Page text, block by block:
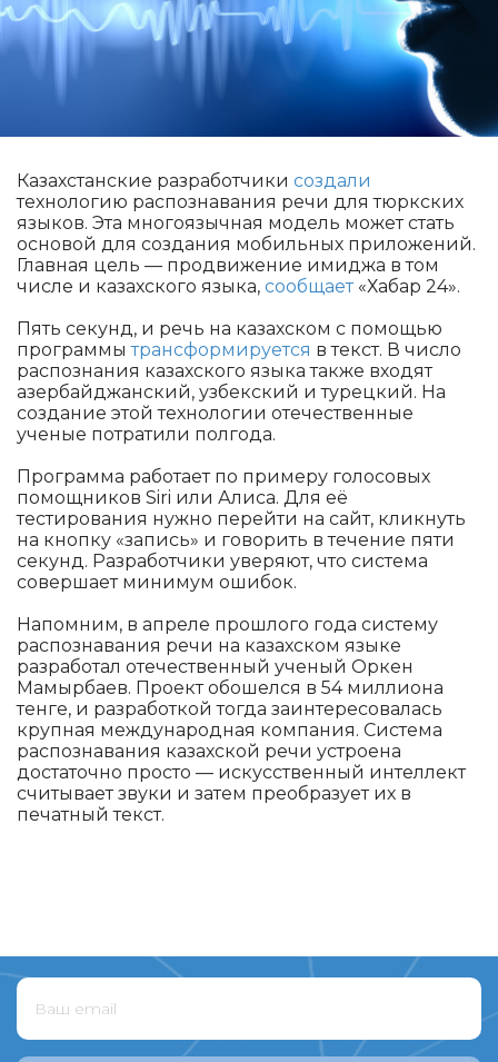
Казахстанские разработчики создали
технологию распознавания речи для тюркских
языков. Эта многоязычная модель может стать
основой для создания мобильных приложений.
Главная цель — продвижение имиджа в том
числе и казахского языка, сообщает«Хабар 24».
Пять секунд, и речь на казахском с помощью
программытрансформируется в текст. В число
распознания казахского языка также входят
азербайджанский, узбекский и турецкий. На
создание этой технологии отечественные
ученые потратили полгода.
Программа работает по примеру голосовых
помощников Siri или Алиса. Для её
тестирования нужно перейти на сайт, кликнуть
на кнопку «запись» и говорить в течение пяти
секунд. Разработчики уверяют, что система
совершает минимум ошибок.
Напомним, в апреле прошлого года систему
распознавания речи на казахском языке
разработал отечественный ученый Оркен
Мамырбаев. Проект обошелся в 54 миллиона
тенге, и разработкой тогда заинтересовалась
крупная международная компания. Система
распознавания казахской речи устроена
достаточно просто — искусственный интеллект
считывает звуки и затем преобразует их в
печатный текст.